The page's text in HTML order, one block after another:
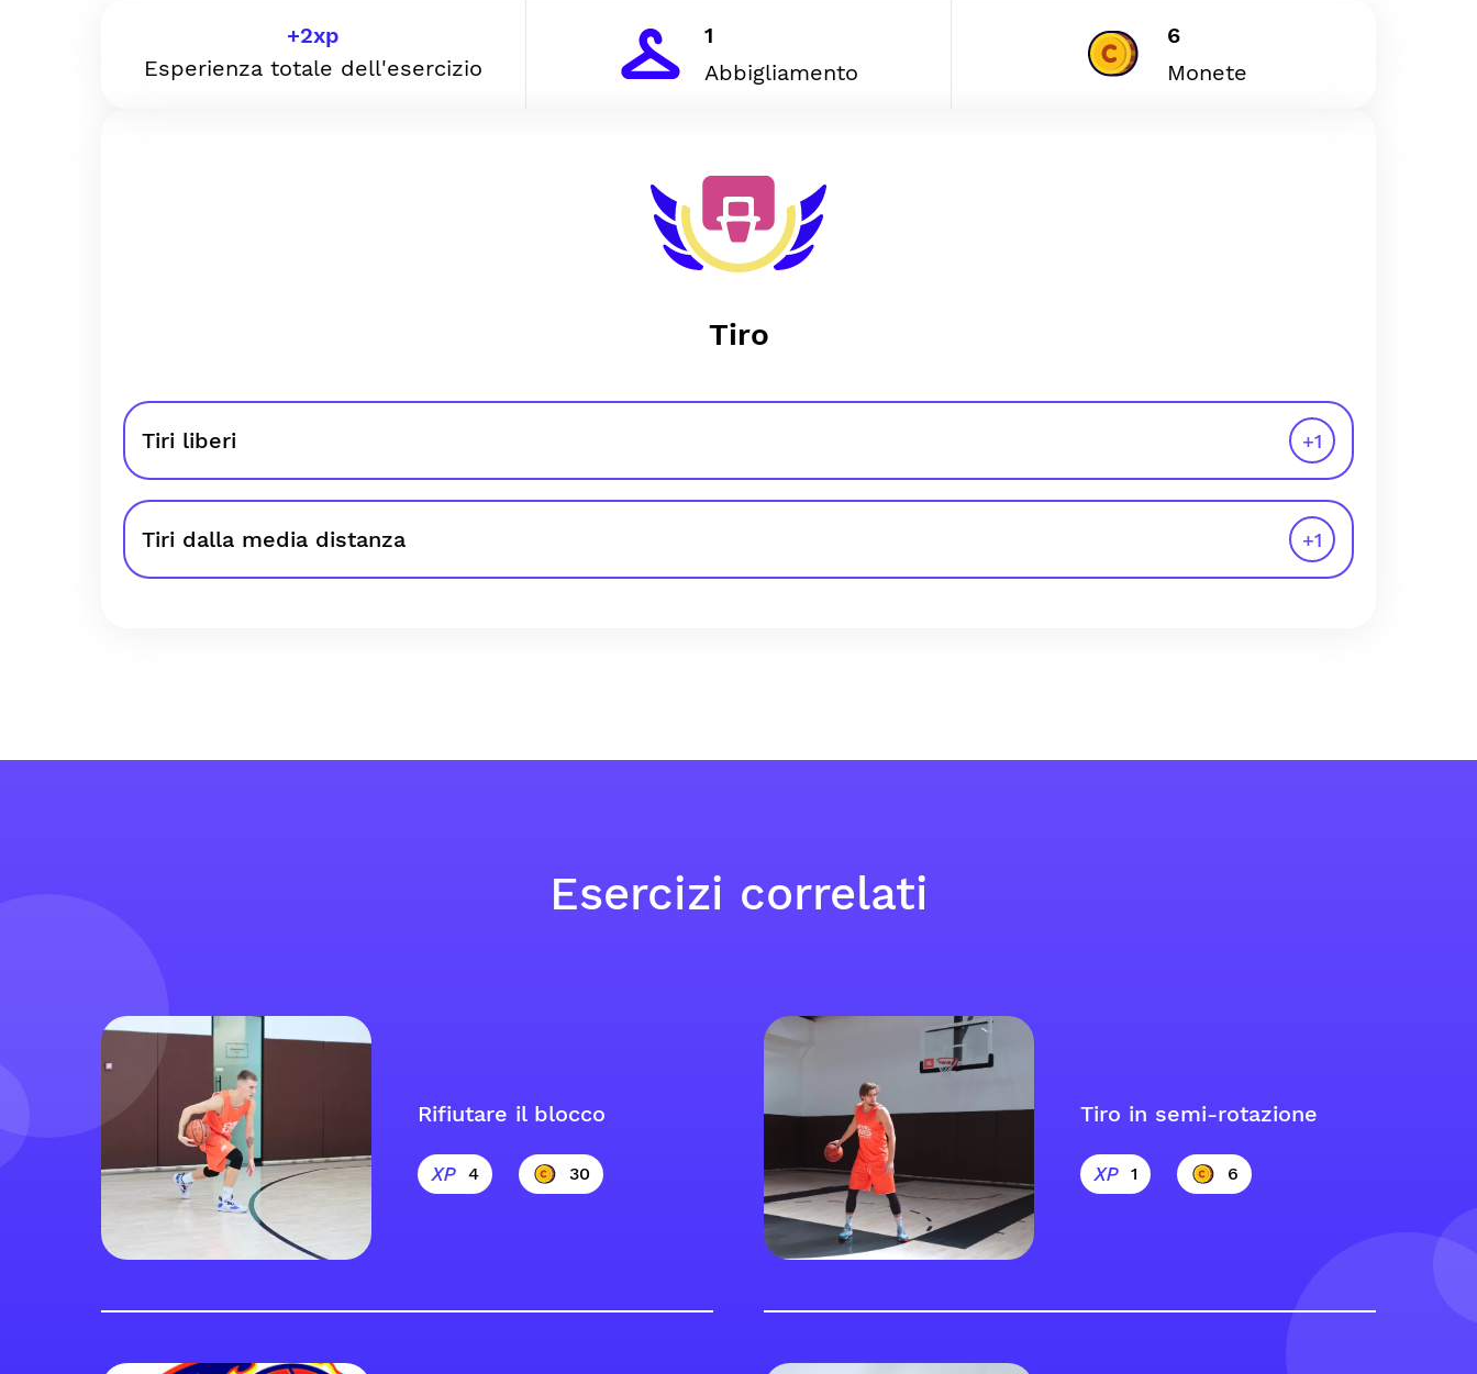
+2xp
Esperienza totale dell'esercizio
1
Abbigliamento
6
Monete
Tiro
Tiri liberi +1
Tiri dalla media distanza +1
Esercizi correlati
Rifiutare il blocco
4 30
Tiro in semi-rotazione
1 6